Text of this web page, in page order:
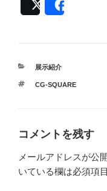
Post
カ
ゴ
展示紹介
タ
CG-SQUARE
コメントを残す
メールアドレスが公
いている欄は必須項